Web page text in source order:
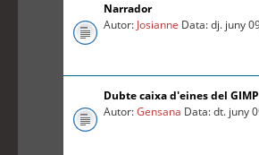
Narrador
Autor: Josianne Data: dj. juny
Dubte caixa d'eines del GIMP
Autor:Gensana Data: dt. juny